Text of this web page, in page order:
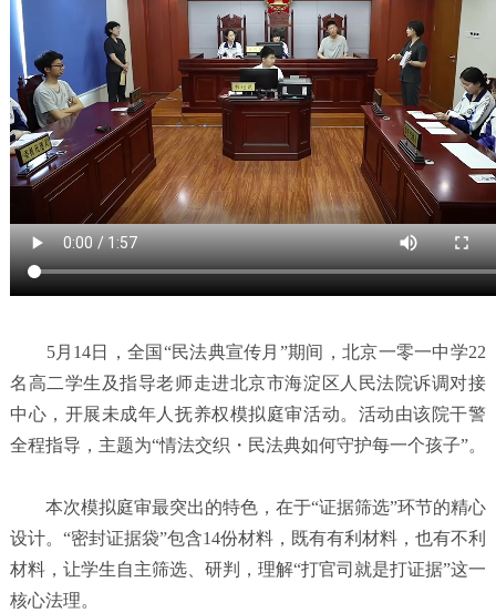
5月14日，全国“民法典宣传月”期间，北京一零一中学22
名高二学生及指导老师走进北京市海淀区人民法院诉调对接
中心，开展未成年人抚养权模拟庭审活动。活动由该院干警
全程指导，主题为“情法交织・民法典如何守护每一个孩子”。
本次模拟庭审最突出的特色，在于“证据筛选”环节的精心
设计。“密封证据袋”包含14份材料，既有有利材料，也有不利
材料，让学生自主筛选、研判，理解“打官司就是打证据”这一
核心法理。